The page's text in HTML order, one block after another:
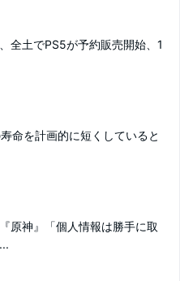
全土でPS5が予約販売開始、1
命を計画的に短くしていると
原神』「個人情報は勝手に取